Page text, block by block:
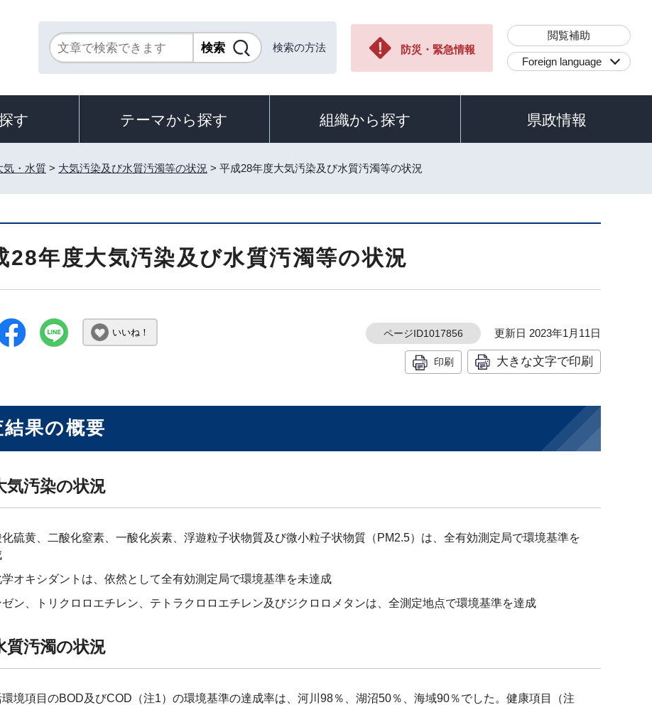
検索の方法 防災・緊急情報
閲覧補助
Foreign language
す テーマから探す 組織から探す 県政情報
気・水質 > 大気汚染及び水質汚濁等の状況 > 平成28年度大気汚染及び水質汚濁等の状況
28年度大気汚染及び水質汚濁等の状況
いいね！ ページID1017856 更新日 2023年1月11日
印刷 大きな文字で印刷
結果の概要
汚染の状況
化硫黄、二酸化窒素、一酸化炭素、浮遊粒子状物質及び微小粒子状物質（PM2.5）は、全有効測定局で環境基準を
オキシダントは、依然として全有効測定局で環境基準を未達成
ン、トリクロロエチレン、テトラクロロエチレン及びジクロロメタンは、全測定地点で環境基準を達成
汚濁の状況
境項目のBOD及びCOD（注1）の環境基準の達成率は、河川98％、湖沼50％、海域90％でした。健康項目（注